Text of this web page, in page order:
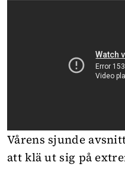
Vårens sjunde
att klä ut sig på